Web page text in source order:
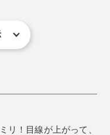
がほとんどなく、汚
。さすが、時間と費
マグネット
トパソコン
リ！目線が上がって、